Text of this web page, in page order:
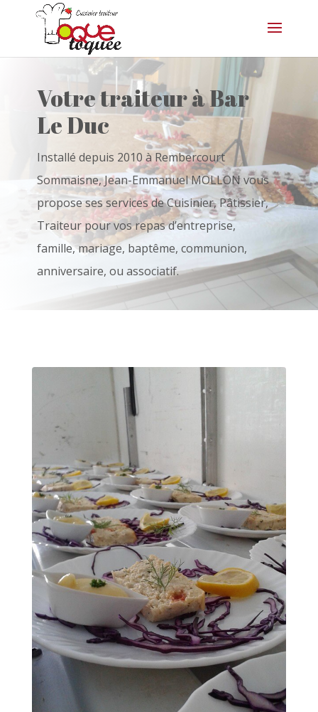
Votre traiteur à Bar
Le Duc
Installé depuis 2010 à Rembercourt
Sommaisne, Jean-Emmanuel MOLLON vous
propose ses services de Cuisinier, Pâtissier,
Traiteur pour vos repas d’entreprise,
famille, mariage, baptême, communion,
anniversaire, ou associatif.